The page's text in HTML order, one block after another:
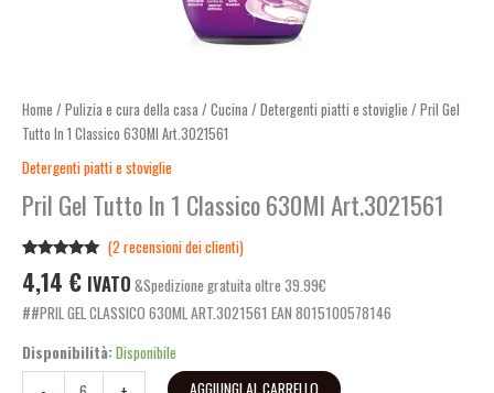
Home / Pulizia e cura della casa / Cucina / Detergenti piatti e stoviglie / Pril Gel
Tutto In 1 Classico 630Ml Art.3021561
Detergenti piatti e stoviglie
Pril Gel Tutto In 1 Classico 630Ml Art.3021561
5.00 su 5
su base di
recensioni
(2 recensioni dei clienti)
4,14 € IVATO &Spedizione gratuita oltre 39.99€
##PRIL GEL CLASSICO 630ML ART.3021561 EAN 8015100578146
Disponibilità:Disponibile